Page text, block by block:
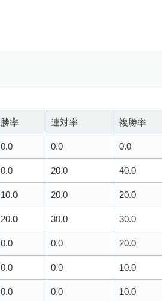
勝率 連対率 複勝率
0.0 0.0 0.0
0.0 20.0 40.0
10.0 20.0 20.0
20.0 30.0 30.0
0.0 0.0 20.0
0.0 0.0 10.0
0.0 0.0 10.0